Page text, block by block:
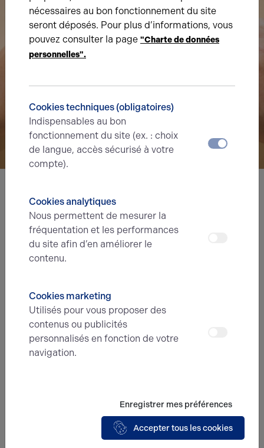
Nous avons hâte de vous lire,
prenez contact !
Prénom*
E-mail*
nécessaires au bon fonctionnement du site
seront déposés. Pour plus d’informations, vous
pouvez consulter la page "Charte de données
personnelles".
Cookies techniques (obligatoires)
Indispensables au bon
fonctionnement du site (ex. : choix
de langue, accès sécurisé à votre
compte).
Cookies analytiques
Nous permettent de mesurer la
fréquentation et les performances
du site afin d’en améliorer le
contenu.
Cookies marketing
Utilisés pour vous proposer des
contenus ou publicités
personnalisés en fonction de votre
navigation.
Enregistrer mes préférences
Accepter tous les cookies